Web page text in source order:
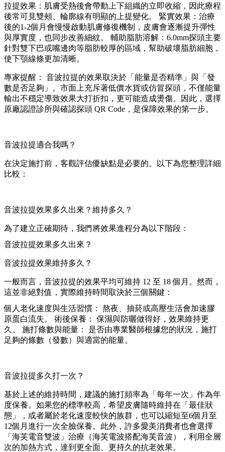
拉提效果：肌膚受熱後會帶動上下組織的立即收縮，因此療程
後常可見雙頰、輪廓線有明顯的上提變化。 緊實效果：治療
後的1-2個月會慢慢啟動肌膚修復機制，皮膚會逐漸提升彈性
與厚實度，也同步改善細紋。 輔助脂肪溶解：6.0mm探頭主要
針對雙下巴或嘴邊肉等脂肪較厚的區域，幫助破壞脂肪細胞，
使下顎線條更加清晰。
專家提醒： 音波拉提的效果取決於「能量是否精準」與「發
數是否足夠」。市面上充斥著低價水貨或仿冒探頭，不僅能量
輸出不穩定導致效果大打折扣，更可能造成燙傷。因此，選擇
原廠認證診所與確認探頭 QR Code，是保障效果的第一步。
音波拉提適合我嗎？
在決定施打前，客觀評估優缺點是必要的。以下為您整理詳細
比較：
音波拉提效果多久出來？維持多久？
為了建立正確期待，我們將效果進程分為以下階段：
音波拉提效果多久出來？
音波拉提效果維持多久？
一般而言，音波拉提的效果平均可維持 12 至 18 個月。然而，
這並非絕對值，實際維持時間取決於三個關鍵：
個人老化速度與生活習慣： 熬夜、抽菸或高壓生活會加速膠
原蛋白流失。 術後保養： 保濕與防曬做得好，效果維持更
久。 施打條數與能量： 是否由專業醫師根據您的狀況，施打
足夠的條數（發數）與適當的能量。
音波拉提多久打一次？
基於上述的維持時間，建議的施打頻率為「每年一次」作為年
度保養。如果您的標準較高，希望皮膚隨時維持在「最佳狀
態」，或者屬於老化速度較快的族群，也可以縮短至6個月至
12個月進行一次全臉保養。此外，許多愛美消費者也會選擇
「海芙電音雙波」治療（海芙電波搭配海芙音波），利用全層
次的加熱方式，達到更全面、更持久的抗老效果。